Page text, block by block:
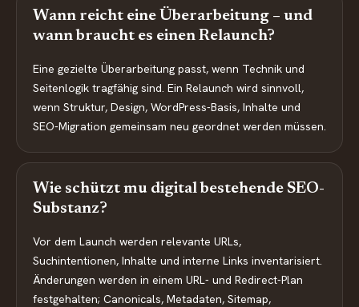
Wann reicht eine Überarbeitung – und
wann braucht es einen Relaunch?
Eine gezielte Überarbeitung passt, wenn Technik und
Seitenlogik tragfähig sind. Ein Relaunch wird sinnvoll,
wenn Struktur, Design, WordPress-Basis, Inhalte und
SEO-Migration gemeinsam neu geordnet werden müssen.
Wie schützt mu digital bestehende SEO-
Substanz?
Vor dem Launch werden relevante URLs,
Suchintentionen, Inhalte und interne Links inventarisiert.
Änderungen werden in einem URL- und Redirect-Plan
festgehalten; Canonicals, Metadaten, Sitemap,